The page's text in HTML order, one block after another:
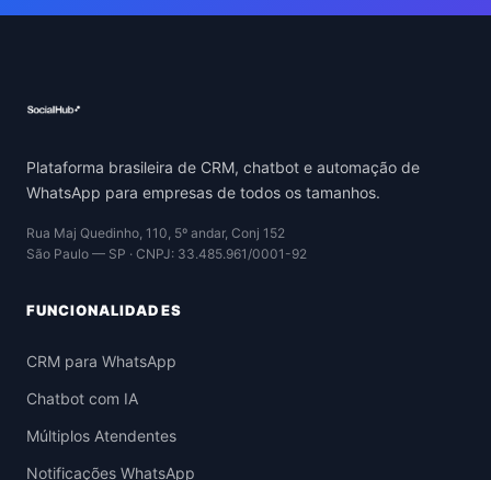
Plataforma brasileira de CRM, chatbot e automação de
WhatsApp para empresas de todos os tamanhos.
Rua Maj Quedinho, 110, 5º andar, Conj 152
São Paulo — SP · CNPJ: 33.485.961/0001-92
FUNCIONALIDADES
CRM para WhatsApp
Chatbot com IA
Múltiplos Atendentes
Notificações WhatsApp